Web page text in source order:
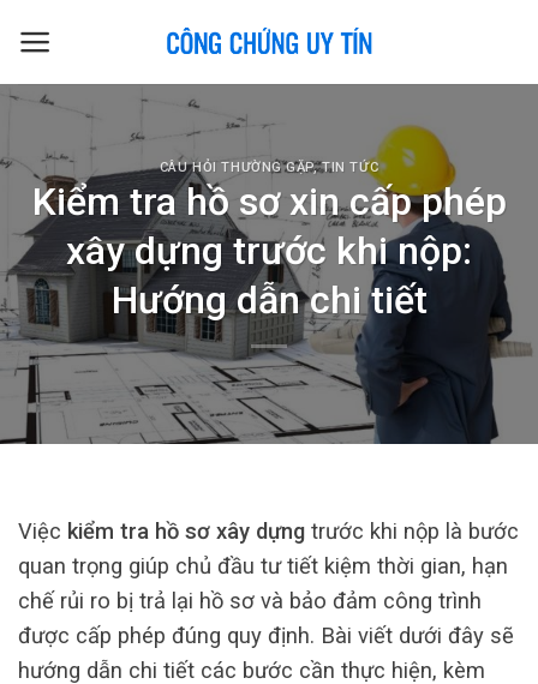
CÂU HỎI THƯỜNG GẶP,TIN TỨC
Kiểm tra hồ sơ xin cấp phép
xây dựng trước khi nộp:
Hướng dẫn chi tiết
Việc kiểm tra hồ sơ xây dựng trước khi nộp là bước
quan trọng giúp chủ đầu tư tiết kiệm thời gian, hạn
chế rủi ro bị trả lại hồ sơ và bảo đảm công trình
được cấp phép đúng quy định. Bài viết dưới đây sẽ
hướng dẫn chi tiết các bước cần thực hiện, kèm